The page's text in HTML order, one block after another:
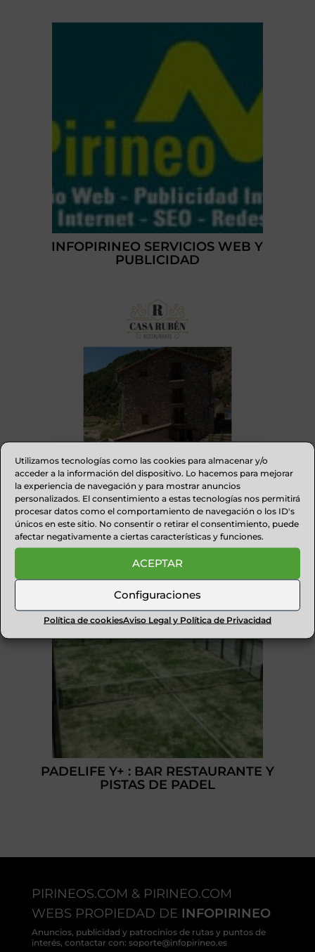
Utilizamos tecnologías como las cookies para almacenar y/o
acceder a la información del dispositivo. Lo hacemos para mejorar
la experiencia de navegación y para mostrar anuncios
personalizados. El consentimiento a estas tecnologías nos permitirá
procesar datos como el comportamiento de navegación o los ID's
únicos en este sitio. No consentir o retirar el consentimiento, puede
afectar negativamente a ciertas características y funciones.
ACEPTAR
Configuraciones
Política de cookiesAviso Legal y Política de Privacidad
INFOPIRINEO SERVICIOS WEB Y
PUBLICIDAD
RESTAURANTE CASA RUBÉN
PADELIFE Y+ : BAR RESTAURANTE Y
PISTAS DE PADEL
PIRINEOS.COM & PIRINEO.COM
WEBS PROPIEDAD DE INFOPIRINEO
Anuncios, publicidad y patrocinios de rutas y puntos de
interés, contactar con: soporte@infopirineo.es